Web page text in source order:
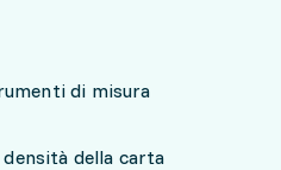
di misura
della carta